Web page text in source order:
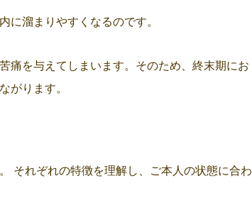
に溜まりやすくなるのです。
痛を与えてしまいます。そのため、終末期にお
がります。
それぞれの特徴を理解し、ご本人の状態に合わ